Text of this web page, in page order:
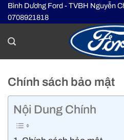
Skip
to
content
Bình Dương Ford - TVBH Nguyễn
0708921818
Chính sách bảo mật
Nội Dung Chính